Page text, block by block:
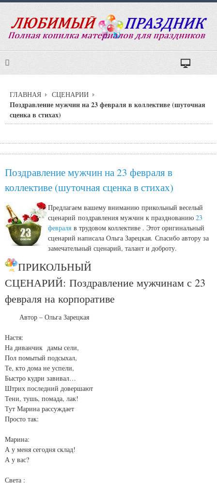
ГЛАВНАЯ СЦЕНАРИИ
Поздравление мужчин на 23 февраля в коллективе (шуточная
сценка в стихах)
Поздравление мужчин на 23 февраля в
коллективе (шуточная сценка в стихах)
Предлагаем вашему вниманию прикольный веселый
сценарий поздравления мужчин к празднованию 23
февраля в трудовом коллективе . Этот оригинальный
сценарий написала Ольга Зарецкая. Спасибо автору за
замечательный сценарий, талант и доброту.
ПРИКОЛЬНЫЙ
СЦЕНАРИЙ: Поздравление мужчинам с 23
февраля на корпоративе
Автор – Ольга Зарецкая
Настя:
На диванчик дамы сели,
Пол помытый подсыхал,
Те, кто дома не успели,
Быстро кудри завивал…
Штрих последний довершают
Тени, тушь, помада, лак!
Тут Марина рассуждает
Просто так:
Марина:
А у меня сегодня склад!
А у вас?
Света :